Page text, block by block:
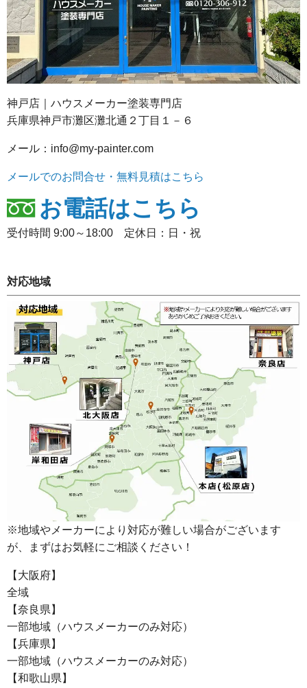
神戸店｜ハウスメーカー塗装専門店
兵庫県神戸市灘区灘北通２丁目１－６
メール：info@my-painter.com
メールでのお問合せ・無料見積はこちら
お電話はこちら
受付時間 9:00～18:00 定休日：日・祝
対応地域
※地域やメーカーにより対応が難しい場合がございます
が、まずはお気軽にご相談ください！
【大阪府】
全域
【奈良県】
一部地域（ハウスメーカーのみ対応）
【兵庫県】
一部地域（ハウスメーカーのみ対応）
【和歌山県】